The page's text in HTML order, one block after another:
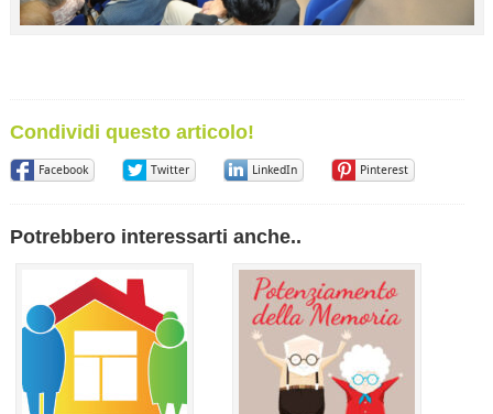
Condividi questo articolo!
Facebook Twitter LinkedIn Pinterest
Potrebbero interessarti anche..